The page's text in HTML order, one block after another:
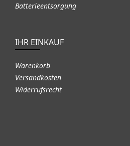
Batterieentsorgung
IHR EINKAUF
Warenkorb
Versandkosten
Widerrufsrecht